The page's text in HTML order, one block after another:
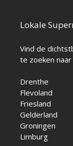
Lokale
Vind de
te zoeken
Drenthe
Flevoland
Friesland
Gelderland
Groningen
Limburg